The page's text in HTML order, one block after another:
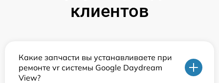
клиентов
Какие запчасти вы устанавливаете при
ремонте vr системы Google Daydream
View?